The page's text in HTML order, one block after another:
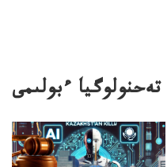
تەحنولوگيا ءبولىمى